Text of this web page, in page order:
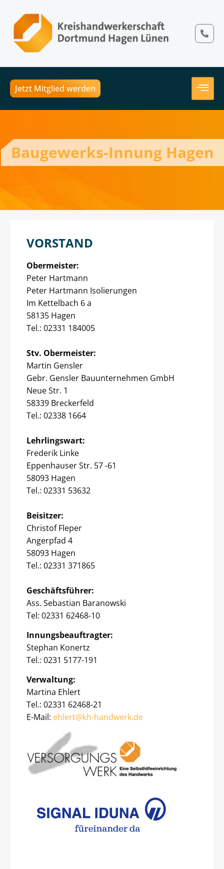
Jetzt Mitglied werden
Baugewerks-Innung Hagen
VORSTAND
Obermeister:
Peter Hartmann
Peter Hartmann Isolierungen
Im Kettelbach 6 a
58135 Hagen
Tel.: 02331 184005
Stv. Obermeister:
Martin Gensler
Gebr. Gensler Bauunternehmen GmbH
Neue Str. 1
58339 Breckerfeld
Tel.: 02338 1664
Lehrlingswart:
Frederik Linke
Eppenhauser Str. 57 -61
58093 Hagen
Tel.: 02331 53632
Beisitzer:
Christof Fleper
Angerpfad 4
58093 Hagen
Tel.: 02331 371865
Geschäftsführer:
Ass. Sebastian Baranowski
Tel: 02331 62468-10
Innungsbeauftragter:
Stephan Konertz
Tel.: 0231 5177-191
Verwaltung:
Martina Ehlert
Tel.: 02331 62468-21
E-Mail: ehlert@kh-handwerk.de